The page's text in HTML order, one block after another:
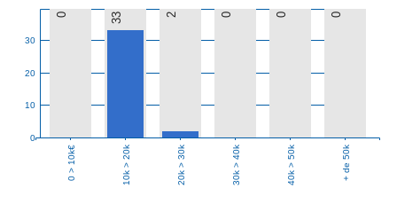
0
10
20
30
0 33 2 0 0 0
0 > 10k€ 10k > 20k 20k > 30k 30k > 40k 40k > 50k + de 50k